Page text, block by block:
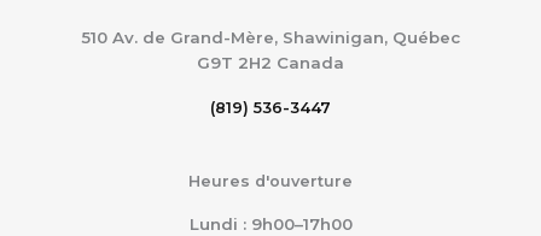
510 Av. de Grand-Mère, Shawinigan, Québec
G9T 2H2 Canada
(819) 536-3447
Heures d'ouverture
Lundi : 9h00–17h00